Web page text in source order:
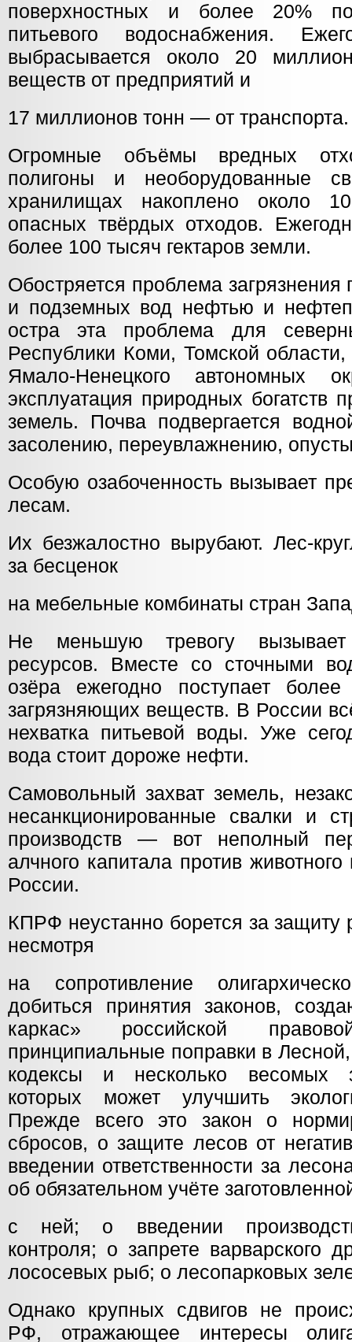
поверхностных и более 20%
питьевого водоснабжения.
выбрасывается около 20
веществ от предприятий и
17 миллионов тонн — от транспорта.
Огромные объёмы вредных
полигоны и необорудованные
хранилищах накоплено около
опасных твёрдых отходов.
более 100 тысяч гектаров земли.
Обостряется проблема
и подземных вод нефтью и
остра эта проблема для
Республики Коми, Томской
Ямало-Ненецкого автономных
эксплуатация природных богатств
земель. Почва подвергается
засолению, переувлажнению,
Особую озабоченность вызывает
лесам.
Их безжалостно вырубают. Лес-
за бесценок
на мебельные комбинаты стран
Не меньшую тревогу
ресурсов. Вместе со сточными
озёра ежегодно поступает
загрязняющих веществ. В России
нехватка питьевой воды. Уже
вода стоит дороже нефти.
Самовольный захват земель,
несанкционированные свалки и
производств — вот неполный
алчного капитала против
России.
КПРФ неустанно борется за
несмотря
на сопротивление
добиться принятия законов,
каркас» российской
принципиальные поправки в
кодексы и несколько весомых
которых может улучшить
Прежде всего это закон о
сбросов, о защите лесов от
введении ответственности за
об обязательном учёте
с ней; о введении
контроля; о запрете варварского
лососевых рыб; о лесопарковых
Однако крупных сдвигов не
РФ, отражающее интересы